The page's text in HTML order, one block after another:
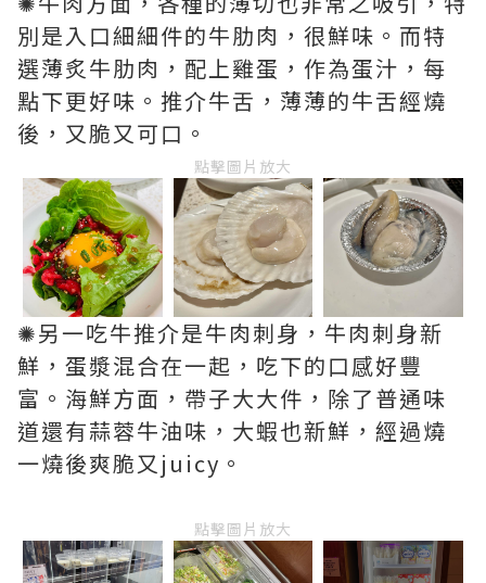
別是入口細細件的牛肋肉，很鮮味。而特
選薄炙牛肋肉，配上雞蛋，作為蛋汁，每
點下更好味。推介牛舌，薄薄的牛舌經燒
後，又脆又可口。
點擊圖片放大
✺另一吃牛推介是牛肉刺身，牛肉刺身新
鮮，蛋漿混合在一起，吃下的口感好豐
富。海鮮方面，帶子大大件，除了普通味
道還有蒜蓉牛油味，大蝦也新鮮，經過燒
一燒後爽脆又juicy。
點擊圖片放大